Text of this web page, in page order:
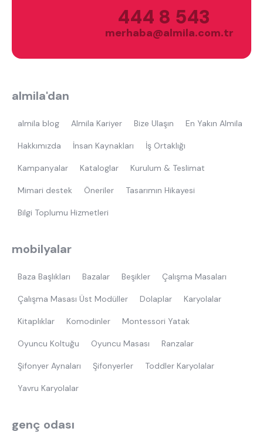
444 8 543
merhaba@almila.com.tr
almila'dan
almila blog Almila Kariyer Bize Ulaşın En Yakın Almila
Hakkımızda İnsan Kaynakları İş Ortaklığı
Kampanyalar Kataloglar Kurulum & Teslimat
Mimari destek Öneriler Tasarımın Hikayesi
Bilgi Toplumu Hizmetleri
mobilyalar
Baza Başlıkları Bazalar Beşikler Çalışma Masaları
Çalışma Masası Üst Modüller Dolaplar Karyolalar
Kitaplıklar Komodinler Montessori Yatak
Oyuncu Koltuğu Oyuncu Masası Ranzalar
Şifonyer Aynaları Şifonyerler Toddler Karyolalar
Yavru Karyolalar
genç odası